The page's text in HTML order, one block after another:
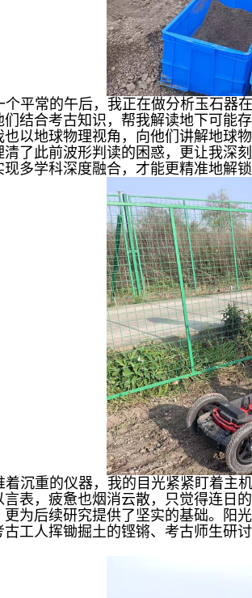
个平常的午后，我正在做分析玉石器
们结合考古知识，帮我解读地下可能
也以地球物理视角，向他们讲解地球
清了此前波形判读的困惑，更让我深
现多学科深度融合，才能更精准地解
着沉重的仪器，我的目光紧紧盯着主
言表，疲惫也烟消云散，只觉得连日
更为后续研究提供了坚实的基础。阳
古工人挥锄掘土的铿锵、考古师生研